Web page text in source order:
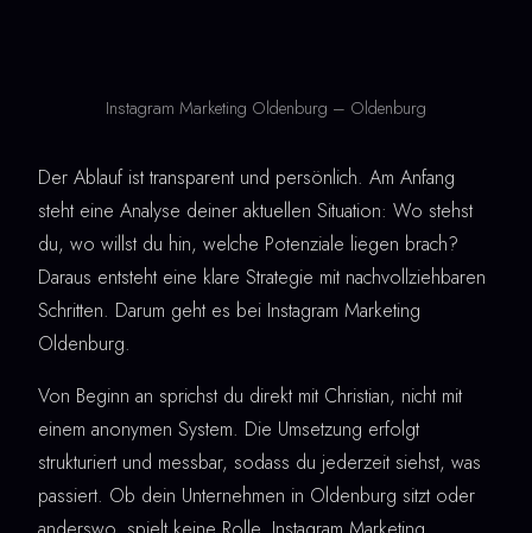
Instagram Marketing Oldenburg – Oldenburg
Der Ablauf ist transparent und persönlich. Am Anfang
steht eine Analyse deiner aktuellen Situation: Wo stehst
du, wo willst du hin, welche Potenziale liegen brach?
Daraus entsteht eine klare Strategie mit nachvollziehbaren
Schritten. Darum geht es bei Instagram Marketing
Oldenburg.
Von Beginn an sprichst du direkt mit Christian, nicht mit
einem anonymen System. Die Umsetzung erfolgt
strukturiert und messbar, sodass du jederzeit siehst, was
passiert. Ob dein Unternehmen in Oldenburg sitzt oder